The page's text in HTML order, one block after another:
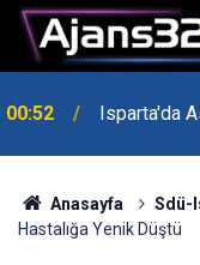
00:52 Isparta'da
Anasayfa Sdü-
Hastalığa Yenik Düştü